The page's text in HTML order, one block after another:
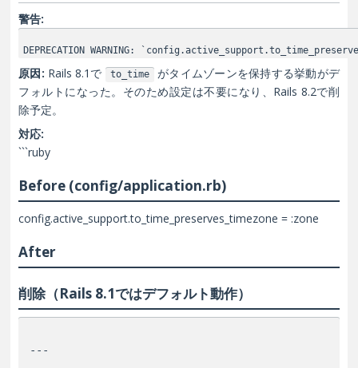
警告:
DEPRECATION WARNING:
原因: Rails 8.1で to_time がタイムゾーンを保持する挙動がデ
フォルトになった。そのため設定は不要になり、Rails 8.2で削
除予定。
対応:
```ruby
Before (config/application.rb)
config.active_support.to_time_preserves_timezone = :zone
After
削除（Rails 8.1ではデフォルト動作）
---